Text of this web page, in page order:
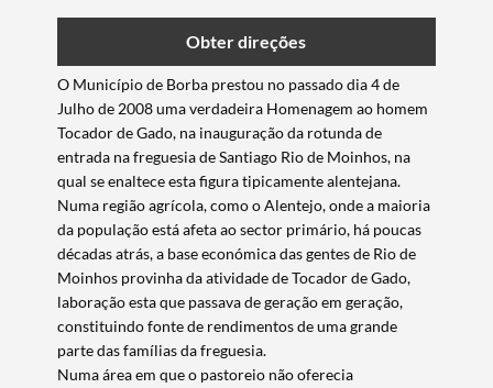
Obter direções
​O Município de Borba prestou no passado dia 4 de
Julho de 2008 uma verdadeira Homenagem ao homem
Tocador de Gado, na inauguração da rotunda de
entrada na freguesia de Santiago Rio de Moinhos, na
qual se enaltece esta figura tipicamente alentejana.
Numa região agrícola, como o Alentejo, onde a maioria
da população está afeta ao sector primário, há poucas
décadas atrás, a base económica das gentes de Rio de
Moinhos provinha da atividade de Tocador de Gado,
laboração esta que passava de geração em geração,
constituindo fonte de rendimentos de uma grande
parte das famílias da freguesia.
Numa área em que o pastoreio não oferecia